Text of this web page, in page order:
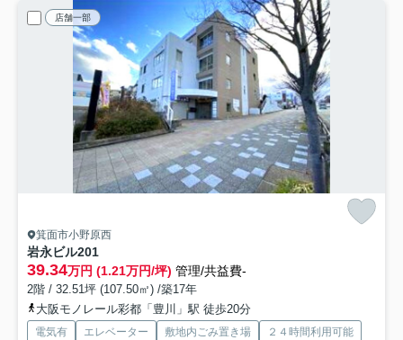
店舗一部
箕面市小野原西
岩永ビル201
39.34万円 (1.21万円/坪) 管理/共益費-
2階 / 32.51坪 (107.50㎡) /築17年
大阪モノレール彩都「豊川」駅 徒歩20分
電気有 エレベーター 敷地内ごみ置き場
２４時間利用可能